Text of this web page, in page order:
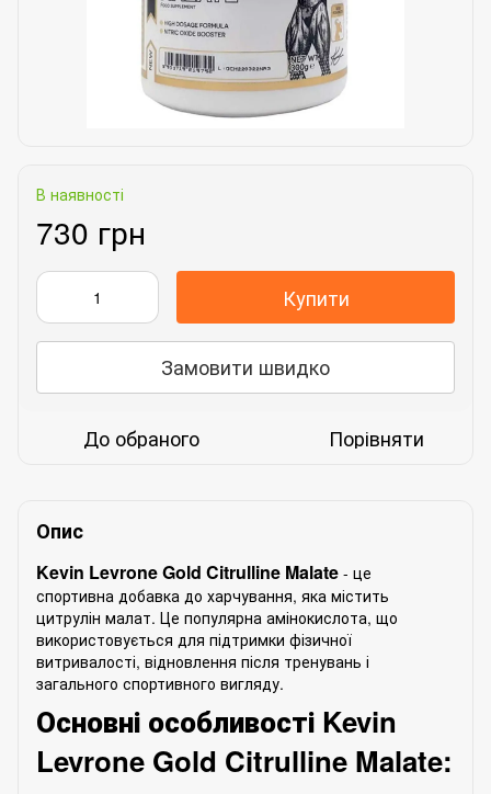
В наявності
730 грн
Купити
Замовити швидко
До обраного Порівняти
Опис
Kevin Levrone Gold Citrulline Malate - це
спортивна добавка до харчування, яка містить
цитрулін малат. Це популярна амінокислота, що
використовується для підтримки фізичної
витривалості, відновлення після тренувань і
загального спортивного вигляду.
Основні особливості Kevin
Levrone Gold Citrulline Malate: